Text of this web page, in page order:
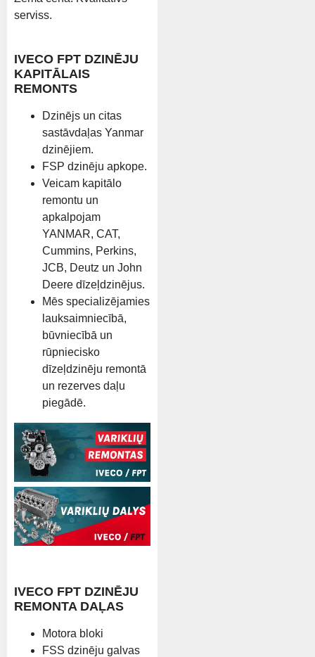
serviss.
IVECO FPT DZINĒJU
KAPITĀLAIS
REMONTS
Dzinējs un citas
sastāvdaļas Yanmar
dzinējiem.
FSP dzinēju apkope.
Veicam kapitālo
remontu un
apkalpojam
YANMAR, CAT,
Cummins, Perkins,
JCB, Deutz un John
Deere dīzeļdzinējus.
Mēs specializējamies
lauksaimniecībā,
būvniecībā un
rūpniecisko
dīzeļdzinēju remontā
un rezerves daļu
piegādē.
IVECO FPT DZINĒJU
REMONTA DAĻAS
Motora bloki
FSS dzinēju galvas